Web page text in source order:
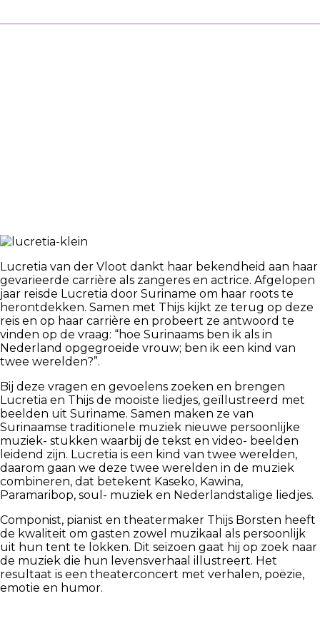
Lucretia van der Vloot dankt haar bekendheid aan haar
gevarieerde carrière als zangeres en actrice. Afgelopen
jaar reisde Lucretia door Suriname om haar roots te
herontdekken. Samen met Thijs kijkt ze terug op deze
reis en op haar carrière en probeert ze antwoord te
vinden op de vraag: “hoe Surinaams ben ik als in
Nederland opgegroeide vrouw; ben ik een kind van
twee werelden?”.
Bij deze vragen en gevoelens zoeken en brengen
Lucretia en Thijs de mooiste liedjes, geïllustreerd met
beelden uit Suriname. Samen maken ze van
Surinaamse traditionele muziek nieuwe persoonlijke
muziek- stukken waarbij de tekst en video- beelden
leidend zijn. Lucretia is een kind van twee werelden,
daarom gaan we deze twee werelden in de muziek
combineren, dat betekent Kaseko, Kawina,
Paramaribop, soul- muziek en Nederlandstalige liedjes.
Componist, pianist en theatermaker Thijs Borsten heeft
de kwaliteit om gasten zowel muzikaal als persoonlijk
uit hun tent te lokken. Dit seizoen gaat hij op zoek naar
de muziek die hun levensverhaal illustreert. Het
resultaat is een theaterconcert met verhalen, poëzie,
emotie en humor.